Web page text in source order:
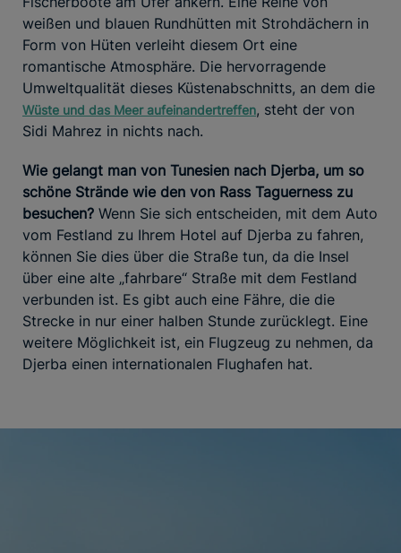
weißen und blauen Rundhütten mit Strohdächern in
Form von Hüten verleiht diesem Ort eine
romantische Atmosphäre. Die hervorragende
Umweltqualität dieses Küstenabschnitts, an dem die
Wüste und das Meer aufeinandertreffen, steht der von
Sidi Mahrez in nichts nach.
Wie gelangt man von Tunesien nach Djerba, um so
schöne Strände wie den von Rass Taguerness zu
besuchen? Wenn Sie sich entscheiden, mit dem Auto
vom Festland zu Ihrem Hotel auf Djerba zu fahren,
können Sie dies über die Straße tun, da die Insel
über eine alte „fahrbare“ Straße mit dem Festland
verbunden ist. Es gibt auch eine Fähre, die die
Strecke in nur einer halben Stunde zurücklegt. Eine
weitere Möglichkeit ist, ein Flugzeug zu nehmen, da
Djerba einen internationalen Flughafen hat.